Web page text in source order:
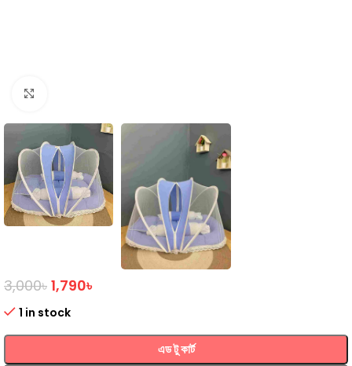
3,000৳ 1,790৳
1 in stock
এড টু কার্ট